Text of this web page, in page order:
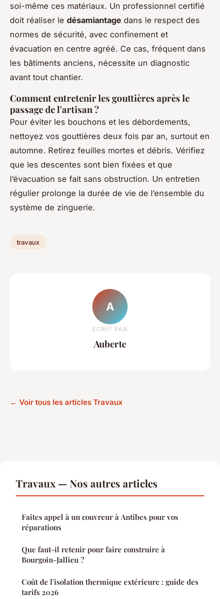
soi-même ces matériaux. Un professionnel certifié
doit réaliser le désamiantage dans le respect des
normes de sécurité, avec confinement et
évacuation en centre agréé. Ce cas, fréquent dans
les bâtiments anciens, nécessite un diagnostic
avant tout chantier.
Comment entretenir les gouttières après le
passage de l'artisan ?
Pour éviter les bouchons et les débordements,
nettoyez vos gouttières deux fois par an, surtout en
automne. Retirez feuilles mortes et débris. Vérifiez
que les descentes sont bien fixées et que
l’évacuation se fait sans obstruction. Un entretien
régulier prolonge la durée de vie de l’ensemble du
système de zinguerie.
travaux
A
ECRIT PAR
Auberte
← Voir tous les articles Travaux
Travaux — Nos autres articles
Faites appel à un couvreur à Antibes pour vos
réparations
Que faut-il retenir pour faire construire à
Bourgoin-Jallieu ?
Coût de l'isolation thermique extérieure : guide des
tarifs 2026